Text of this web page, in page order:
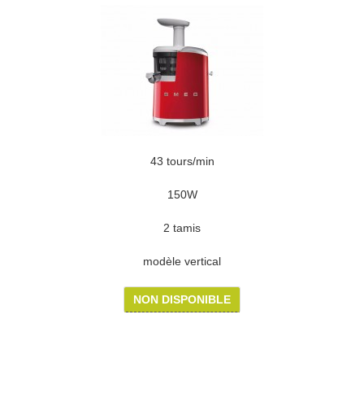
43 tours/min
150W
2 tamis
modèle vertical
NON DISPONIBLE